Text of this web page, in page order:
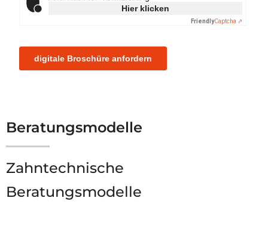
Beratungsmodelle
Zahntechnische
Beratungsmodelle